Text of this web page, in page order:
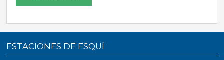
ESTACIONES DE ESQUÍ